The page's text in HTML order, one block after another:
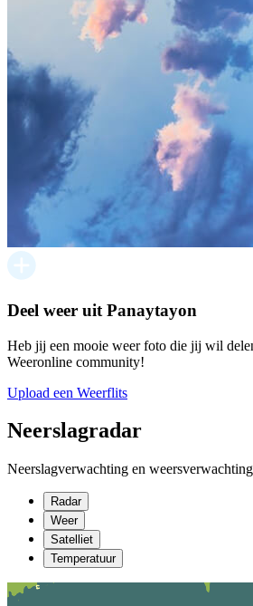
Deel weer uit Panaytayon
Heb jij een mooie weer foto die jij wil
Weeronline community!
Upload een Weerflits
Neerslagradar
Neerslagverwachting en
Radar
Weer
Satelliet
Temperatuur